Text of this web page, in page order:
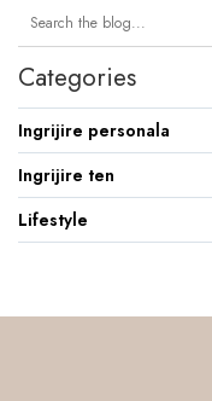
Categories
Ingrijire personala
Ingrijire ten
Lifestyle